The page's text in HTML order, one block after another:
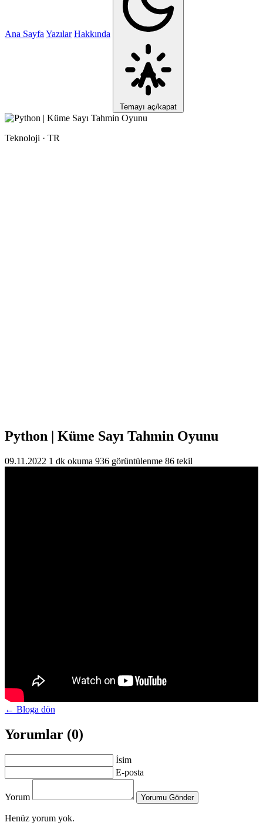
Ana Sayfa Yazılar Hakkında
Temayı aç/kapat
Teknoloji · TR
Python | Küme Sayı Tahmin Oyunu
09.11.2022 1 dk okuma 936 görüntülenme 86 tekil
← Bloga dön
Yorumlar (0)
İsim
E-posta
Yorum Yorumu Gönder
Henüz yorum yok.